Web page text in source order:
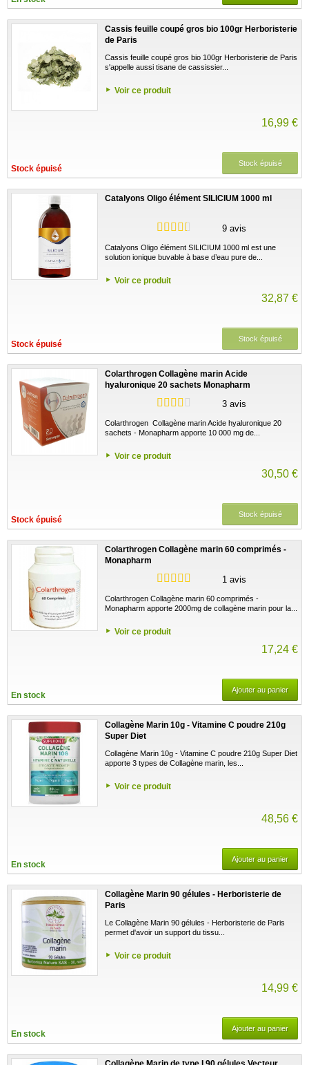
Cassis feuille coupé gros bio 100gr Herboristerie
de Paris
Cassis feuille coupé gros bio 100gr Herboristerie de Paris
s'appelle aussi tisane de cassissier...
Voir ce produit
16,99 €
Stock épuisé
Stock épuisé
Catalyons Oligo élément SILICIUM 1000 ml
9 avis
Catalyons Oligo élément SILICIUM 1000 ml est une
solution ionique buvable à base d’eau pure de...
Voir ce produit
32,87 €
Stock épuisé
Stock épuisé
Colarthrogen Collagène marin Acide
hyaluronique 20 sachets Monapharm
3 avis
Colarthrogen Collagène marin Acide hyaluronique 20
sachets - Monapharm apporte 10 000 mg de...
Voir ce produit
30,50 €
Stock épuisé
Stock épuisé
Colarthrogen Collagène marin 60 comprimés -
Monapharm
1 avis
Colarthrogen Collagène marin 60 comprimés -
Monapharm apporte 2000mg de collagène marin pour la...
Voir ce produit
17,24 €
En stock
Ajouter au panier
Collagène Marin 10g - Vitamine C poudre 210g
Super Diet
Collagène Marin 10g - Vitamine C poudre 210g Super Diet
apporte 3 types de Collagène marin, les...
Voir ce produit
48,56 €
En stock
Ajouter au panier
Collagène Marin 90 gélules - Herboristerie de
Paris
Le Collagène Marin 90 gélules - Herboristerie de Paris
permet d'avoir un support du tissu...
Voir ce produit
14,99 €
En stock
Ajouter au panier